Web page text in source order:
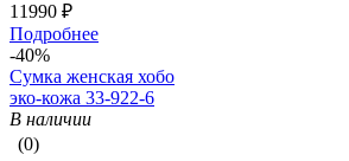
11990 ₽
Подробнее
-40%
Сумка женская хобо
эко-кожа 33-922-6
В наличии
(0)